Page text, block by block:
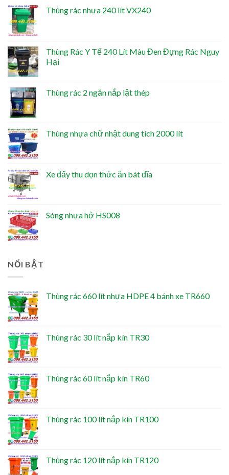
Thùng rác nhựa 240 lít VX240
Thùng Rác Y Tế 240 Lít Màu Đen Đựng Rác Nguy
Hại
Thùng rác 2 ngăn nắp lật thép
Thùng nhựa chữ nhật dung tích 2000 lít
Xe đẩy thu dọn thức ăn bát đĩa
Sóng nhựa hở HS008
NỔI BẬT
Thùng rác 660 lít nhựa HDPE 4 bánh xe TR660
Thùng rác 30 lít nắp kín TR30
Thùng rác 60 lít nắp kín TR60
Thùng rác 100 lít nắp kín TR100
Thùng rác 120 lít nắp kín TR120